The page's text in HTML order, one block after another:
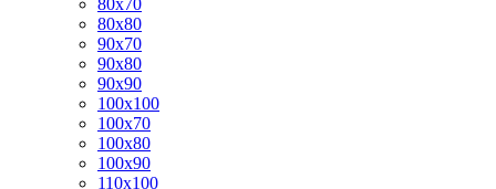
80x70
80x80
90x70
90x80
90x90
100x100
100x70
100x80
100x90
110x100